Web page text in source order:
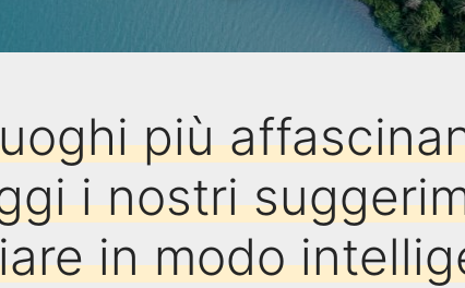
più
i nostri
in modo